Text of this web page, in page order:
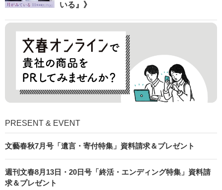
いる』》
PRESENT & EVENT
文藝春秋7月号「遺言・寄付特集」資料請求＆プレゼント
週刊文春8月13日・20日号「終活・エンディング特集」資料請
求＆プレゼント